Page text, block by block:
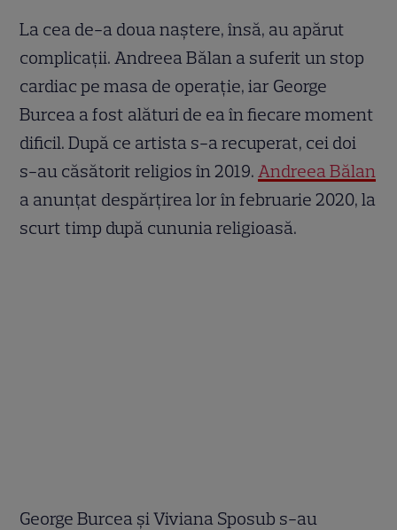
La cea de-a doua naștere, însă, au apărut
complicații. Andreea Bălan a suferit un stop
cardiac pe masa de operație, iar George
Burcea a fost alături de ea în fiecare moment
dificil. După ce artista s-a recuperat, cei doi
s-au căsătorit religios în 2019. Andreea Bălan
a anunțat despărțirea lor în februarie 2020, la
scurt timp după cununia religioasă.
George Burcea și Viviana Sposub s-au